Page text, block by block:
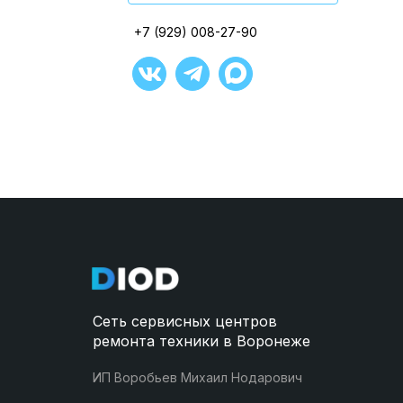
+7 (929) 008-27-90
+7 (929) 008-27-90
+7 (929) 008-27-90
+7 (929) 008-27-90
+7 (929) 008-27-90
+7 (929) 008-27-90
Сеть сервисных центров
ремонта техники в Воронеже
ИП Воробьев Михаил Нодарович